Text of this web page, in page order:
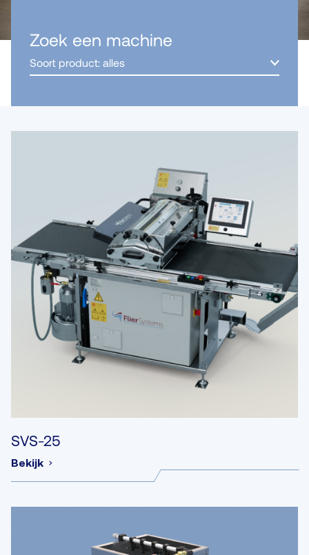
Zoek een machine
Soort product: alles
SVS-25
Bekijk